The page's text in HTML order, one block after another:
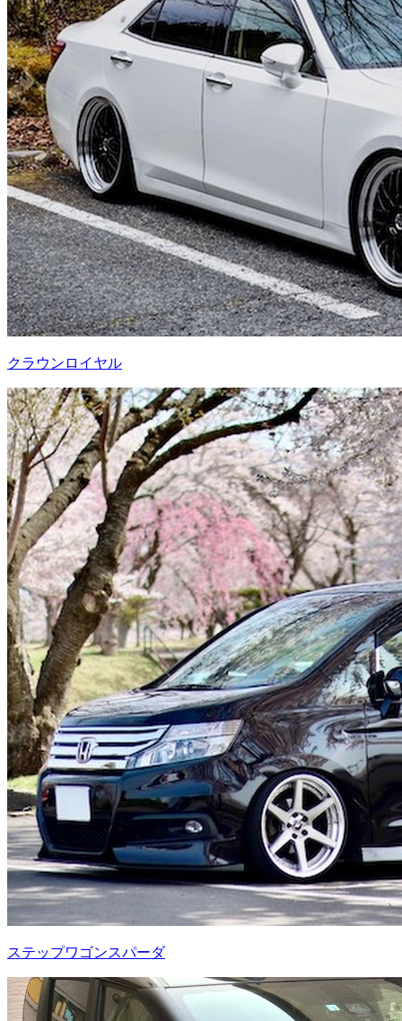
クラウンロイヤル
ステップワゴンスパーダ